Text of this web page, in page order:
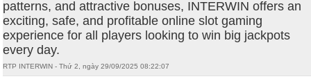
patterns, and attractive bonuses, INTERWIN offers an
exciting, safe, and profitable online slot gaming
experience for all players looking to win big jackpots
every day.
RTP INTERWIN - Thứ 2, ngày 29/09/2025 08:22:07